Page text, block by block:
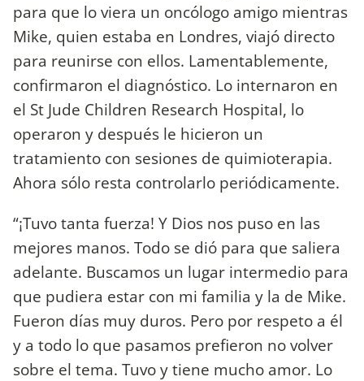
para que lo viera un oncólogo amigo mientras
Mike, quien estaba en Londres, viajó directo
para reunirse con ellos. Lamentablemente,
confirmaron el diagnóstico. Lo internaron en
el St Jude Children Research Hospital, lo
operaron y después le hicieron un
tratamiento con sesiones de quimioterapia.
Ahora sólo resta controlarlo periódicamente.
“¡Tuvo tanta fuerza! Y Dios nos puso en las
mejores manos. Todo se dió para que saliera
adelante. Buscamos un lugar intermedio para
que pudiera estar con mi familia y la de Mike.
Fueron días muy duros. Pero por respeto a él
y a todo lo que pasamos prefieron no volver
sobre el tema. Tuvo y tiene mucho amor. Lo